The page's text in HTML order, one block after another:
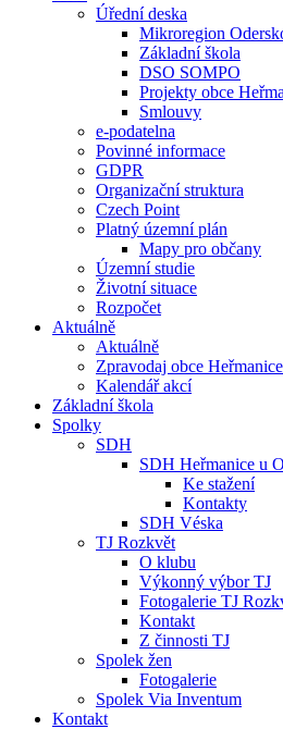
Úřední deska
Mikroregion
Základní škola
DSO SOMPO
Projekty obce
Smlouvy
e-podatelna
Povinné informace
GDPR
Organizační struktura
Czech Point
Platný územní plán
Mapy pro občany
Územní studie
Životní situace
Rozpočet
Aktuálně
Aktuálně
Zpravodaj obce
Kalendář akcí
Základní škola
Spolky
SDH
SDH Heřmanice u
Ke stažení
Kontakty
SDH Véska
TJ Rozkvět
O klubu
Výkonný výbor TJ
Fotogalerie TJ
Kontakt
Z činnosti TJ
Spolek žen
Fotogalerie
Spolek Via Inventum
Kontakt